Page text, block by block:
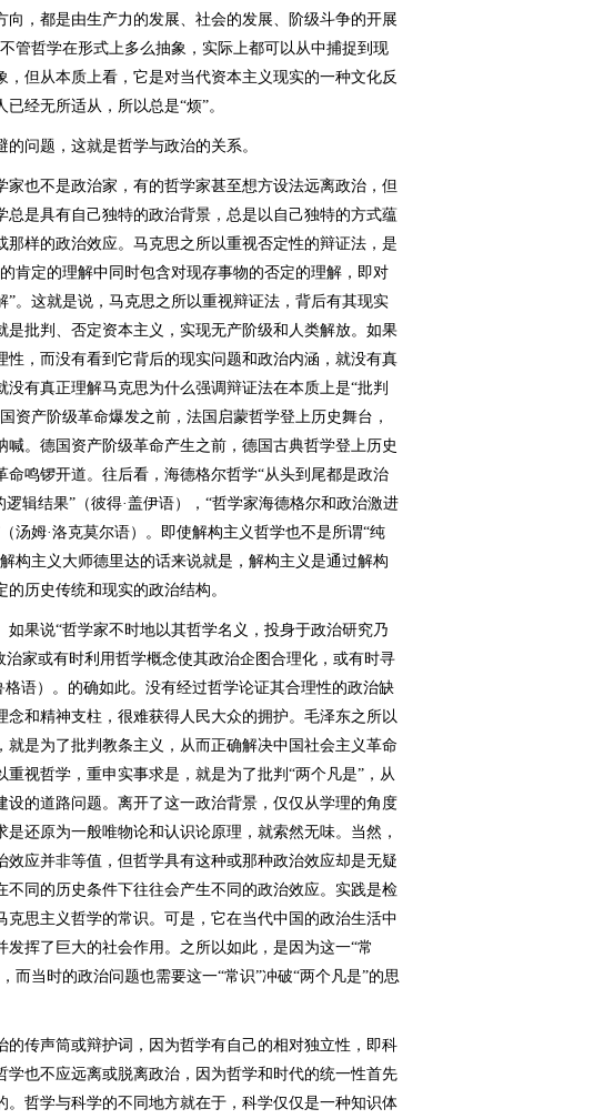
向，都是由生产力的发展、社会的发展、阶级斗争的开展
管哲学在形式上多么抽象，实际上都可以从中捕捉到现
，但从本质上看，它是对当代资本主义现实的一种文化反
经无所适从，所以总是“烦”。
问题，这就是哲学与政治的关系。
也不是政治家，有的哲学家甚至想方设法远离政治，但
总是具有自己独特的政治背景，总是以自己独特的方式蕴
那样的政治效应。马克思之所以重视否定性的辩证法，是
肯定的理解中同时包含对现存事物的否定的理解，即对
”。这就是说，马克思之所以重视辩证法，背后有其现实
是批判、否定资本主义，实现无产阶级和人类解放。如果
性，而没有看到它背后的现实问题和政治内涵，就没有真
没有真正理解马克思为什么强调辩证法在本质上是“批判
资产阶级革命爆发之前，法国启蒙哲学登上历史舞台，
喊。德国资产阶级革命产生之前，德国古典哲学登上历史
命鸣锣开道。往后看，海德格尔哲学“从头到尾都是政治
逻辑结果”（彼得·盖伊语），“哲学家海德格尔和政治激进
汤姆·洛克莫尔语）。即使解构主义哲学也不是所谓“纯
构主义大师德里达的话来说就是，解构主义是通过解构
历史传统和现实的政治结构。
果说“哲学家不时地以其哲学名义，投身于政治研究乃
治家或有时利用哲学概念使其政治企图合理化，或有时寻
格语）。的确如此。没有经过哲学论证其合理性的政治缺
念和精神支柱，很难获得人民大众的拥护。毛泽东之所以
就是为了批判教条主义，从而正确解决中国社会主义革命
重视哲学，重申实事求是，就是为了批判“两个凡是”，从
设的道路问题。离开了这一政治背景，仅仅从学理的角度
还原为一般唯物论和认识论原理，就索然无味。当然，
效应并非等值，但哲学具有这种或那种政治效应却是无疑
不同的历史条件下往往会产生不同的政治效应。实践是检
克思主义哲学的常识。可是，它在当代中国的政治生活中
发挥了巨大的社会作用。之所以如此，是因为这一“常
而当时的政治问题也需要这一“常识”冲破“两个凡是”的思
传声筒或辩护词，因为哲学有自己的相对独立性，即科
学也不应远离或脱离政治，因为哲学和时代的统一性首先
。哲学与科学的不同地方就在于，科学仅仅是一种知识体